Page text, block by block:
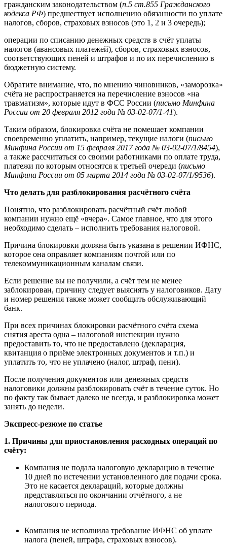
гражданским законодательством (п.5 ст.855 Гражданского
кодекса РФ) предшествует исполнению обязанности по уплате
налогов, сборов, страховых взносов (это 1, 2 и 3 очередь);
операции по списанию денежных средств в счёт уплаты
налогов (авансовых платежей), сборов, страховых взносов,
соответствующих пеней и штрафов и по их перечислению в
бюджетную систему.
Обратите внимание, что, по мнению чиновников, «заморозка»
счёта не распространяется на перечисление взносов «на
травматизм», которые идут в ФСС России (письмо Минфина
России от 20 февраля 2012 года № 03-02-07/1-41).
Таким образом, блокировка счёта не помешает компании
своевременно уплатить, например, текущие налоги (письмо
Минфина России от 15 февраля 2017 года № 03-02-07/1/8454),
а также рассчитаться со своими работниками по оплате труда,
платежи по которым относятся к третьей очереди (письмо
Минфина России от 05 марта 2014 года № 03-02-07/1/9536).
Что делать для разблокирования расчётного счёта
Понятно, что разблокировать расчётный счёт любой
компании нужно ещё «вчера». Самое главное, что для этого
необходимо сделать – исполнить требования налоговой.
Причина блокировки должна быть указана в решении ИФНС,
которое она оправляет компаниям почтой или по
телекоммуникационным каналам связи.
Если решение вы не получили, а счёт тем не менее
заблокирован, причину следует выяснять у налоговиков. Дату
и номер решения также может сообщить обслуживающий
банк.
При всех причинах блокировки расчётного счёта схема
снятия ареста одна – налоговой инспекции нужно
предоставить то, что не предоставлено (декларация,
квитанция о приёме электронных документов и т.п.) и
уплатить то, что не уплачено (налог, штраф, пени).
После получения документов или денежных средств
налоговики должны разблокировать счёт в течение суток. Но
по факту так бывает далеко не всегда, и разблокировка может
занять до недели.
Экспресс-резюме по статье
1. Причины для приостановления расходных операций по
счёту:
Компания не подала налоговую декларацию в течение
10 дней по истечении установленного для подачи срока.
Это не касается деклараций, которые должны
представляться по окончании отчётного, а не
налогового периода.
Компания не исполнила требование ИФНС об уплате
налога (пеней, штрафа, страховых взносов).